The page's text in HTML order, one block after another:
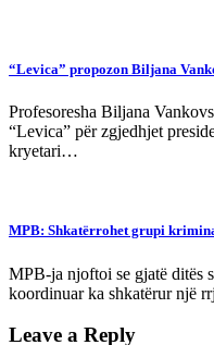
“Levica” propozon Biljana
Profesoresha Biljana
“Levica” për zgjedhjet
kryetari…
MPB: Shkatërrohet grupi
MPB-ja njoftoi se gjatë ditës
koordinuar ka shkatërur një
Leave a Reply